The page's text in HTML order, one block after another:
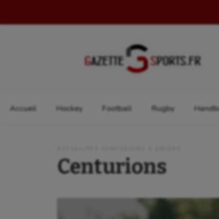
Accueil Hockey Football Rugby
Centurions